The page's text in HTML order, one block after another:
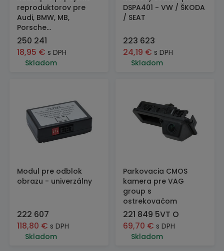
reproduktorov pre
Audi, BMW, MB,
Porsche...
250 241
18,95 € s DPH
Skladom
DSPA401 - VW / ŠKODA
/ SEAT
223 623
24,19 € s DPH
Skladom
Modul pre odblok
obrazu - univerzálny
222 607
118,80 € s DPH
Skladom
Parkovacia CMOS
kamera pre VAG
group s
ostrekovačom
221 849 5VT O
69,70 € s DPH
Skladom